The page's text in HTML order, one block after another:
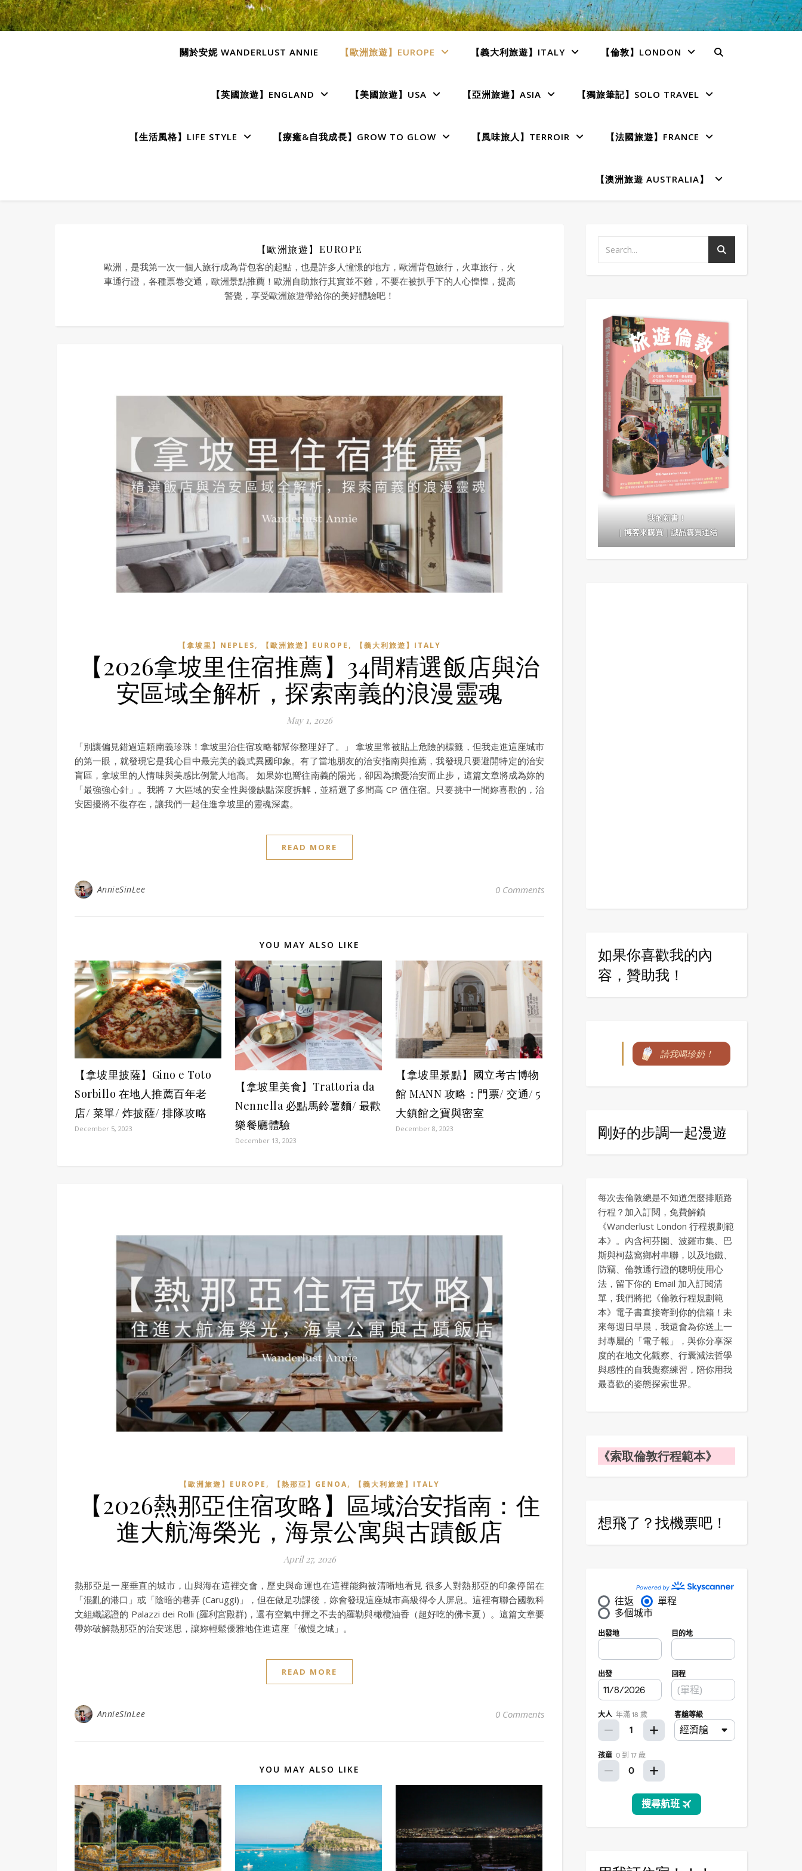
關於安妮 WANDERLUST ANNIE 【歐洲旅遊】EUROPE 【義大利旅遊】ITALY 【倫敦】LONDON
【英國旅遊】ENGLAND 【美國旅遊】USA 【亞洲旅遊】ASIA 【獨旅筆記】SOLO TRAVEL
【生活風格】LIFE STYLE 【療癒&自我成長】GROW TO GLOW 【風味旅人】TERROIR 【法國旅遊】FRANCE
【澳洲旅遊 AUSTRALIA】
【歐洲旅遊】EUROPE
歐洲，是我第一次一個人旅行成為背包客的起點，也是許多人憧憬的地方，歐洲背包旅行，火車旅行，火
車通行證，各種票卷交通，歐洲景點推薦！歐洲自助旅行其實並不難，不要在被扒手下的人心惶惶，提高
警覺，享受歐洲旅遊帶給你的美好體驗吧！
【拿坡里】NEPLES, 【歐洲旅遊】EUROPE , 【義大利旅遊】ITALY
【2026拿坡里住宿推薦】34間精選飯店與治
安區域全解析，探索南義的浪漫靈魂
May 1, 2026
「別讓偏見錯過這顆南義珍珠！拿坡里治住宿攻略都幫你整理好了。」 拿坡里常被貼上危險的標籤，但我走進這座城市
的第一眼，就發現它是我心目中最完美的義式異國印象。有了當地朋友的治安指南與推薦，我發現只要避開特定的治安
盲區，拿坡里的人情味與美感比例驚人地高。 如果妳也嚮往南義的陽光，卻因為擔憂治安而止步，這篇文章將成為妳的
「最強強心針」。我將 7 大區域的安全性與優缺點深度拆解，並精選了多間高 CP 值住宿。只要挑中一間妳喜歡的，治
安困擾將不復存在，讓我們一起住進拿坡里的靈魂深處。
READ MORE
AnnieSinLee 0 Comments
YOU MAY ALSO LIKE
【拿坡里披薩】Gino e Toto
Sorbillo 在地人推薦百年老
店/ 菜單/ 炸披薩/ 排隊攻略
December 5, 2023
【拿坡里美食】Trattoria da
Nennella 必點馬鈴薯麵/ 最歡
樂餐廳體驗
December 13, 2023
【拿坡里景點】國立考古博物
館 MANN 攻略：門票/ 交通/ 5
大鎮館之寶與密室
December 8, 2023
【歐洲旅遊】EUROPE , 【熱那亞】GENOA, 【義大利旅遊】ITALY
【2026熱那亞住宿攻略】區域治安指南：住
進大航海榮光，海景公寓與古蹟飯店
April 27, 2026
熱那亞是一座垂直的城市，山與海在這裡交會，歷史與命運也在這裡能夠被清晰地看見 很多人對熱那亞的印象停留在
「混亂的港口」或「陰暗的巷弄 (Caruggi)」，但在做足功課後，妳會發現這座城市高級得令人屏息。這裡有聯合國教科
文組織認證的 Palazzi dei Rolli (羅利宮殿群)，還有空氣中揮之不去的羅勒與橄欖油香（超好吃的佛卡夏）。這篇文章要
帶妳破解熱那亞的治安迷思，讓妳輕鬆優雅地住進這座「傲慢之城」。
READ MORE
AnnieSinLee 0 Comments
YOU MAY ALSO LIKE
我的新書！
｜博客來購買｜誠品購買連結
如果你喜歡我的內
容，贊助我！
請我喝珍奶！
剛好的步調一起漫遊
每次去倫敦總是不知道怎麼排順路
行程？加入訂閱，免費解鎖
《Wanderlust London 行程規劃範
本》。內含柯芬園、波羅市集、巴
斯與柯茲窩鄉村串聯，以及地鐵、
防竊、倫敦通行證的聰明使用心
法，留下你的 Email 加入訂閱清
單，我們將把《倫敦行程規劃範
本》電子書直接寄到你的信箱！未
來每週日早晨，我還會為你送上一
封專屬的「電子報」，與你分享深
度的在地文化觀察、行囊減法哲學
與感性的自我覺察練習，陪你用我
最喜歡的姿態探索世界。
《索取倫敦行程範本》
想飛了？找機票吧！